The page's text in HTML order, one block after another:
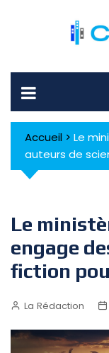
Accueil > Le
auteurs de
Le
engage
fiction
La Rédaction